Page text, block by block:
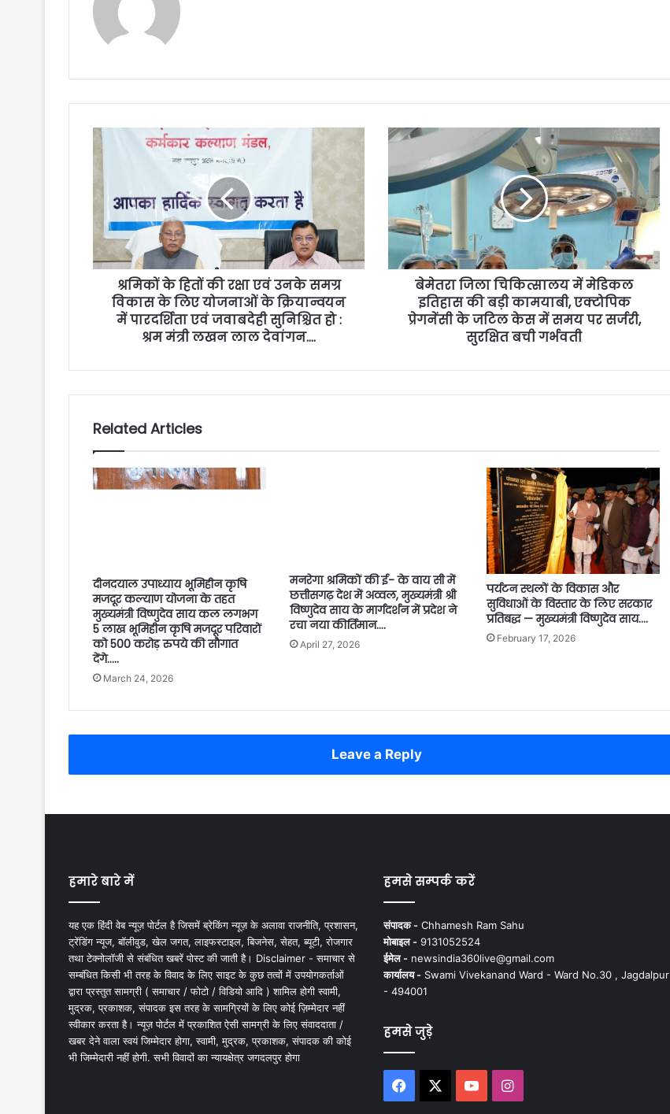
श्रमिकों के हितों की रक्षा एवं उनके समग्र
विकास के लिए योजनाओं के क्रियान्वयन
में पारदर्शिता एवं जवाबदेही सुनिश्चित हो :
श्रम मंत्री लखन लाल देवांगन….
बेमेतरा जिला चिकित्सालय में मेडिकल
इतिहास की बड़ी कामयाबी, एक्टोपिक
प्रेगनेंसी के जटिल केस में समय पर सर्जरी,
सुरक्षित बची गर्भवती
Related Articles
दीनदयाल उपाध्याय भूमिहीन कृषि
मजदूर कल्याण योजना के तहत
मुख्यमंत्री विष्णुदेव साय कल लगभग
5 लाख भूमिहीन कृषि मजदूर परिवारों
को 500 करोड़ रुपये की सौगात
देंगे…..
March 24, 2026
मनरेगा श्रमिकों की ई- के वाय सी में
छत्तीसगढ़ देश में अव्वल, मुख्यमंत्री श्री
विष्णुदेव साय के मार्गदर्शन में प्रदेश ने
रचा नया कीर्तिमान….
April 27, 2026
पर्यटन स्थलों के विकास और
सुविधाओं के विस्तार के लिए सरकार
प्रतिबद्ध — मुख्यमंत्री विष्णुदेव साय….
February 17, 2026
Leave a Reply
हमारे बारे में
यह एक हिंदी वेब न्यूज़ पोर्टल है जिसमें ब्रेकिंग न्यूज़ के अलावा राजनीति, प्रशासन,
ट्रेंडिंग न्यूज, बॉलीवुड, खेल जगत, लाइफस्टाइल, बिजनेस, सेहत, ब्यूटी, रोजगार
तथा टेक्नोलॉजी से संबंधित खबरें पोस्ट की जाती है। Disclaimer - समाचार से
सम्बंधित किसी भी तरह के विवाद के लिए साइट के कुछ तत्वों में उपयोगकर्ताओं
द्वारा प्रस्तुत सामग्री ( समाचार / फोटो / विडियो आदि ) शामिल होगी स्वामी,
मुद्रक, प्रकाशक, संपादक इस तरह के सामग्रियों के लिए कोई ज़िम्मेदार नहीं
स्वीकार करता है। न्यूज़ पोर्टल में प्रकाशित ऐसी सामग्री के लिए संवाददाता /
खबर देने वाला स्वयं जिम्मेदार होगा, स्वामी, मुद्रक, प्रकाशक, संपादक की कोई
भी जिम्मेदारी नहीं होगी. सभी विवादों का न्यायक्षेत्र जगदलपुर होगा
हमसे सम्पर्क करें
संपादक -Chhamesh Ram Sahu
मोबाइल -9131052524
ईमेल - newsindia360live@gmail.com
कार्यालय -Swami Vivekanand Ward - Ward No.30 , Jagdalpur
- 494001
हमसे जुड़े
Facebook YouTubeInstagram